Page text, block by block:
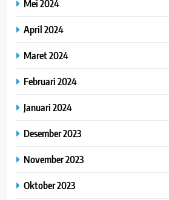
Mei 2024
April 2024
Maret 2024
Februari 2024
Januari 2024
Desember 2023
November 2023
Oktober 2023